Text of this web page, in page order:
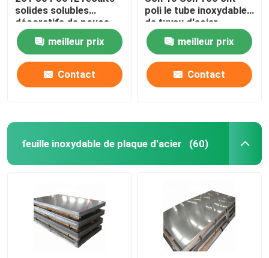
solides solubles
décoratifs de pouce
1/4" 1/8" de la
tuyauterie sifflent le
rond
meilleur prix
Contact
poli le tube inoxydable
de tuyau d'acier
meilleur prix
Contact
feuille inoxydable de plaque d'acier (60)